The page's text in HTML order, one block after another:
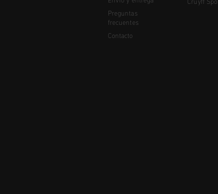
Preguntas
frecuentes
Contacto
Cruyff